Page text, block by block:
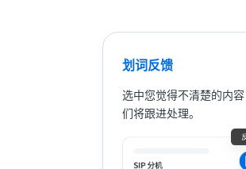
划词反馈
选中您觉得不清楚的内
们将跟进处理。